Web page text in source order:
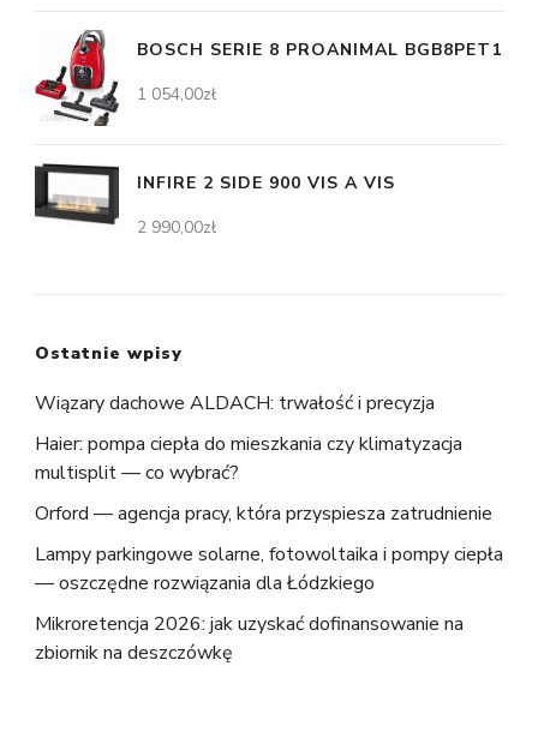
BOSCH SERIE 8 PROANIMAL BGB8PET1
1 054,00zł
INFIRE 2 SIDE 900 VIS A VIS
2 990,00zł
Ostatnie wpisy
Wiązary dachowe ALDACH: trwałość i precyzja
Haier: pompa ciepła do mieszkania czy klimatyzacja
multisplit — co wybrać?
Orford — agencja pracy, która przyspiesza zatrudnienie
Lampy parkingowe solarne, fotowoltaika i pompy ciepła
— oszczędne rozwiązania dla Łódzkiego
Mikroretencja 2026: jak uzyskać dofinansowanie na
zbiornik na deszczówkę